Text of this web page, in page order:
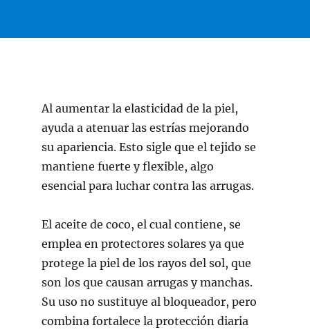
Al aumentar la elasticidad de la piel,
ayuda a atenuar las estrías mejorando
su apariencia. Esto sigle que el tejido se
mantiene fuerte y flexible, algo
esencial para luchar contra las arrugas.
El aceite de coco, el cual contiene, se
emplea en protectores solares ya que
protege la piel de los rayos del sol, que
son los que causan arrugas y manchas.
Su uso no sustituye al bloqueador, pero
combina fortalece la protección diaria